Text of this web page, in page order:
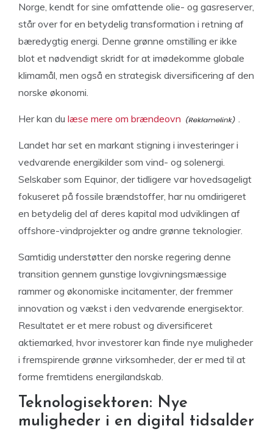
Norge, kendt for sine omfattende olie- og gasreserver,
står over for en betydelig transformation i retning af
bæredygtig energi. Denne grønne omstilling er ikke
blot et nødvendigt skridt for at imødekomme globale
klimamål, men også en strategisk diversificering af den
norske økonomi.
Her kan du læse mere om brændeovn .
Landet har set en markant stigning i investeringer i
vedvarende energikilder som vind- og solenergi.
Selskaber som Equinor, der tidligere var hovedsageligt
fokuseret på fossile brændstoffer, har nu omdirigeret
en betydelig del af deres kapital mod udviklingen af
offshore-vindprojekter og andre grønne teknologier.
Samtidig understøtter den norske regering denne
transition gennem gunstige lovgivningsmæssige
rammer og økonomiske incitamenter, der fremmer
innovation og vækst i den vedvarende energisektor.
Resultatet er et mere robust og diversificeret
aktiemarked, hvor investorer kan finde nye muligheder
i fremspirende grønne virksomheder, der er med til at
forme fremtidens energilandskab.
Teknologisektoren: Nye
muligheder i en digital tidsalder